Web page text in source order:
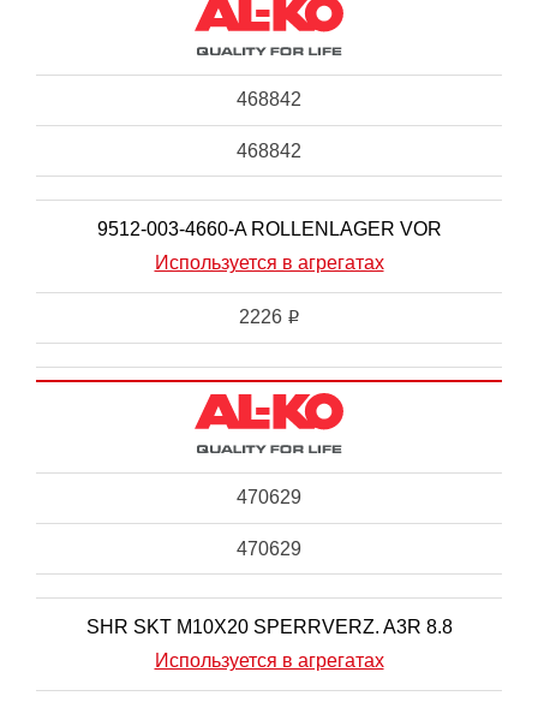
468842
468842
9512-003-4660-A ROLLENLAGER VOR
Используется в агрегатах
2226 i
470629
470629
SHR SKT M10X20 SPERRVERZ. A3R 8.8
Используется в агрегатах